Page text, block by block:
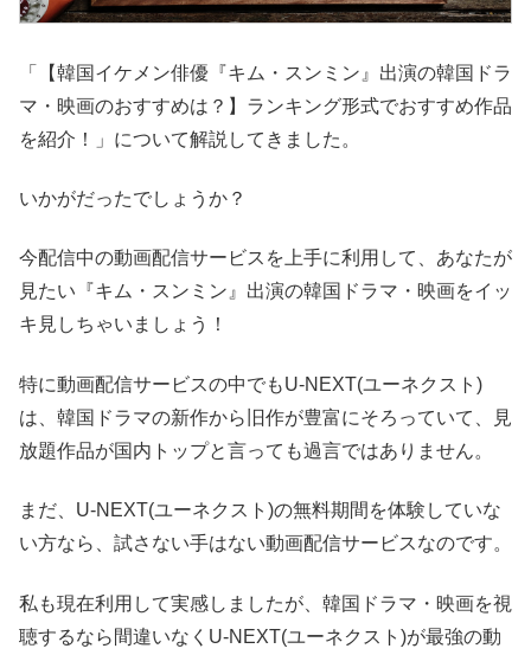
「【韓国イケメン俳優『キム・スンミン』出演の韓国ドラ
マ・映画のおすすめは？】ランキング形式でおすすめ作品
を紹介！」について解説してきました。
いかがだったでしょうか？
今配信中の動画配信サービスを上手に利用して、あなたが
見たい『キム・スンミン』出演の韓国ドラマ・映画をイッ
キ見しちゃいましょう！
特に動画配信サービスの中でもU-NEXT(ユーネクスト)
は、韓国ドラマの新作から旧作が豊富にそろっていて、見
放題作品が国内トップと言っても過言ではありません。
まだ、U-NEXT(ユーネクスト)の無料期間を体験していな
い方なら、試さない手はない動画配信サービスなのです。
私も現在利用して実感しましたが、韓国ドラマ・映画を視
聴するなら間違いなくU-NEXT(ユーネクスト)が最強の動